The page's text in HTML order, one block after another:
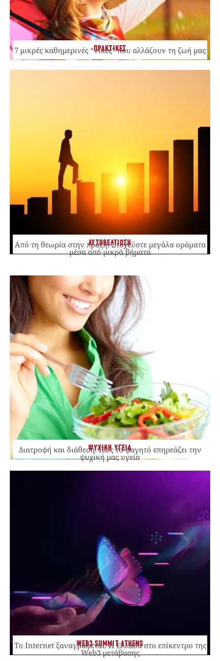
ΠΡΑΚΤΙΚΕΣ
7 μικρές καθημερινές “νίκες” που αλλάζουν τη ζωή μας
ΑΥΤΟΒΕΛΤΙΩΣΗ
Από τη θεωρία στην πράξη: Στοχεύστε μεγάλα οράματα
μέσα από μικρά βήματα
ΨΥΧΙΚΗ ΥΓΕΙΑ
Διατροφή και διάθεση: Πώς το φαγητό επηρεάζει την
ψυχική μας υγεία
WEB3 SUMMIT ATHENS
Το Internet ξαναγράφεται. Η Ελλάδα στο επίκεντρο της
Web3 μετάβασης